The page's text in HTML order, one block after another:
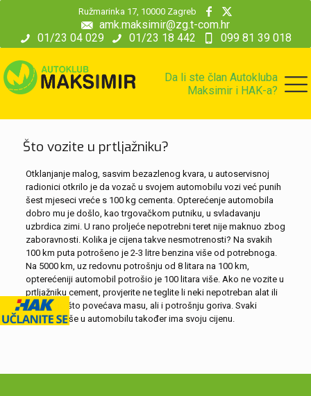
01/23 04 029 01/23 18 442 099 81 39 018
amk.maksimir@zg.t-com.hr
Ružmarinka 17, 10000 Zagreb
Da li ste član Autokluba
Maksimir i HAK-a?
Što vozite u prtljažniku?
Otklanjanje malog, sasvim bezazlenog kvara, u autoservisnoj
radionici otkrilo je da vozač u svojem automobilu vozi već punih
šest mjeseci vreće s 100 kg cementa. Opterećenje automobila
dobro mu je došlo, kao trgovačkom putniku, u svladavanju
uzbrdica zimi. U rano proljeće nepotrebni teret nije maknuo zbog
zaboravnosti. Kolika je cijena takve nesmotrenosti? Na svakih
100 km puta potrošeno je 2-3 litre benzina više od potrebnoga.
Na 5000 km, uz redovnu potrošnju od 8 litara na 100 km,
opterećeniji automobil potrošio je 100 litara više. Ako ne vozite u
prtljažniku cement, provjerite ne teglite li neki nepotreban alat ili
što drugo što povećava masu, ali i potrošnju goriva. Svaki
suputnik više u automobilu također ima svoju cijenu.